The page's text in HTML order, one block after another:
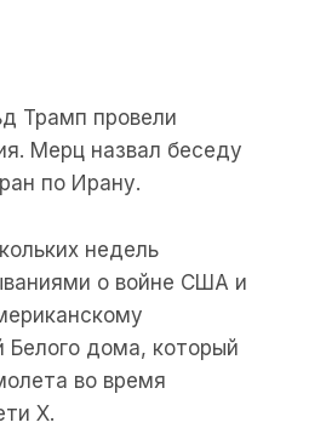
Трамп провели
Мерц назвал беседу
по Ирану.
недель
о войне США и
Белого дома, который
во время
X.